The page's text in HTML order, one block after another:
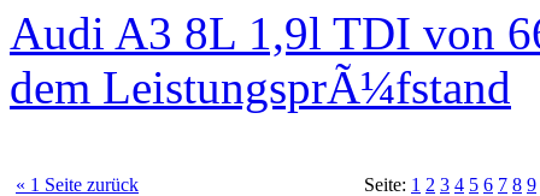
Audi A3 8L 1,9l TDI von
dem LeistungsprÃ¼fstand
« 1 Seite zurück Seite: 1 2 3 4 5 6 7 8 9